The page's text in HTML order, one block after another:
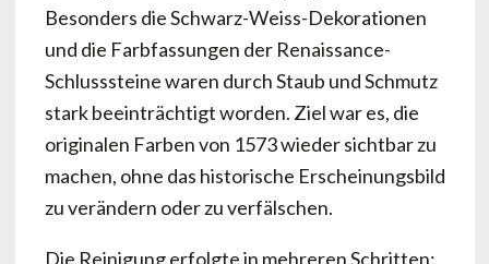
Besonders die Schwarz-Weiss-Dekorationen
und die Farbfassungen der Renaissance-
Schlusssteine waren durch Staub und Schmutz
stark beeinträchtigt worden. Ziel war es, die
originalen Farben von 1573 wieder sichtbar zu
machen, ohne das historische Erscheinungsbild
zu verändern oder zu verfälschen.
Die Reinigung erfolgte in mehreren Schritten: